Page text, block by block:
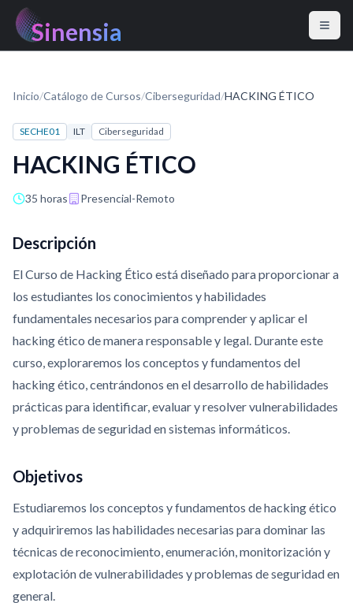
Sinensia
Inicio/Catálogo de Cursos/Ciberseguridad/HACKING ÉTICO
SECHE01 ILT Ciberseguridad
HACKING ÉTICO
35 horas Presencial-Remoto
Descripción
El Curso de Hacking Ético está diseñado para proporcionar a
los estudiantes los conocimientos y habilidades
fundamentales necesarios para comprender y aplicar el
hacking ético de manera responsable y legal. Durante este
curso, exploraremos los conceptos y fundamentos del
hacking ético, centrándonos en el desarrollo de habilidades
prácticas para identificar, evaluar y resolver vulnerabilidades
y problemas de seguridad en sistemas informáticos.
Objetivos
Estudiaremos los conceptos y fundamentos de hacking ético
y adquiriremos las habilidades necesarias para dominar las
técnicas de reconocimiento, enumeración, monitorización y
explotación de vulnerabilidades y problemas de seguridad en
general.